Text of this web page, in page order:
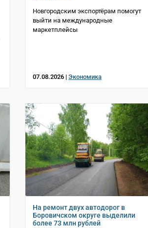
Новгородским экспортёрам помогут
выйти на международные
маркетплейсы
07.08.2026 | Экономика
На ремонт двух автодорог в
Боровичском округе выделили
более 73 млн рублей